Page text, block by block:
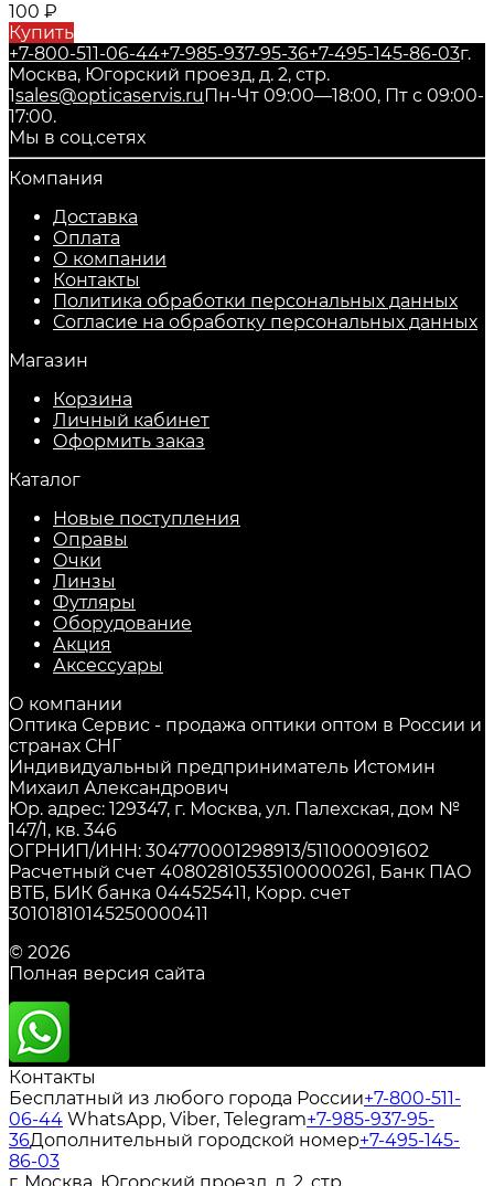
100 ₽
Купить
+7-800-511-06-44+7-985-937-95-36+7-495-145-86-03г.
Москва, Югорский проезд, д. 2, стр.
1sales@opticaservis.ruПн-Чт 09:00—18:00, Пт с 09:00-
17:00.
Мы в соц.сетях
Компания
Доставка
Оплата
О компании
Контакты
Политика обработки персональных данных
Согласие на обработку персональных данных
Магазин
Корзина
Личный кабинет
Оформить заказ
Каталог
Новые поступления
Оправы
Очки
Линзы
Футляры
Оборудование
Акция
Аксессуары
О компании
Оптика Сервис - продажа оптики оптом в России и
странах СНГ
Индивидуальный предприниматель Истомин
Михаил Александрович
Юр. адрес: 129347, г. Москва, ул. Палехская, дом №
147/1, кв. 346
ОГРНИП/ИНН: 304770001298913/511000091602
Расчетный счет 40802810535100000261, Банк ПАО
ВТБ, БИК банка 044525411, Корр. счет
30101810145250000411
© 2026
Полная версия сайта
Контакты
Бесплатный из любого города России+7-800-511-
06-44 WhatsApp, Viber, Telegram+7-985-937-95-
36Дополнительный городской номер+7-495-145-
86-03